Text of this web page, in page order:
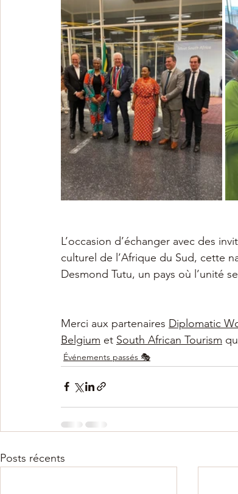
L’occasion d’échanger avec des
culturel de l’Afrique du Sud, cette
Desmond Tutu, un pays où l’unité
Merci aux partenaires Diplomatic
Belgium et South African Tourism
Événements passés 🎭
Posts récents